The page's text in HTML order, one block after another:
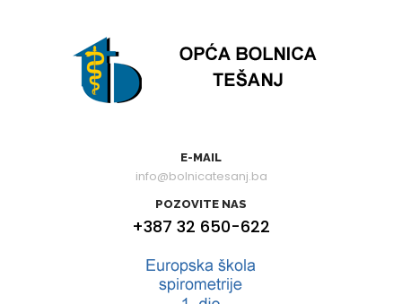
E-MAIL
info@bolnicatesanj.ba
POZOVITE NAS
+387 32 650-622